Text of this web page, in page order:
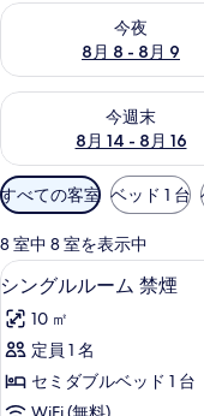
今夜
8月 8 - 8月 9
今夜 8月 8 - 8月 9 の空
今週末
8月 14 - 8月 16
今週末 8月 14 - 8月 16
利
用
可
能
な
客
室
の
すべての客室 ベッド 1 台
8 室中 8 室を表示中
シ
ン
グ
ル
ル
3
シングルルーム 禁煙
10 ㎡
定員 1 名
セミダブルベッド 1 台